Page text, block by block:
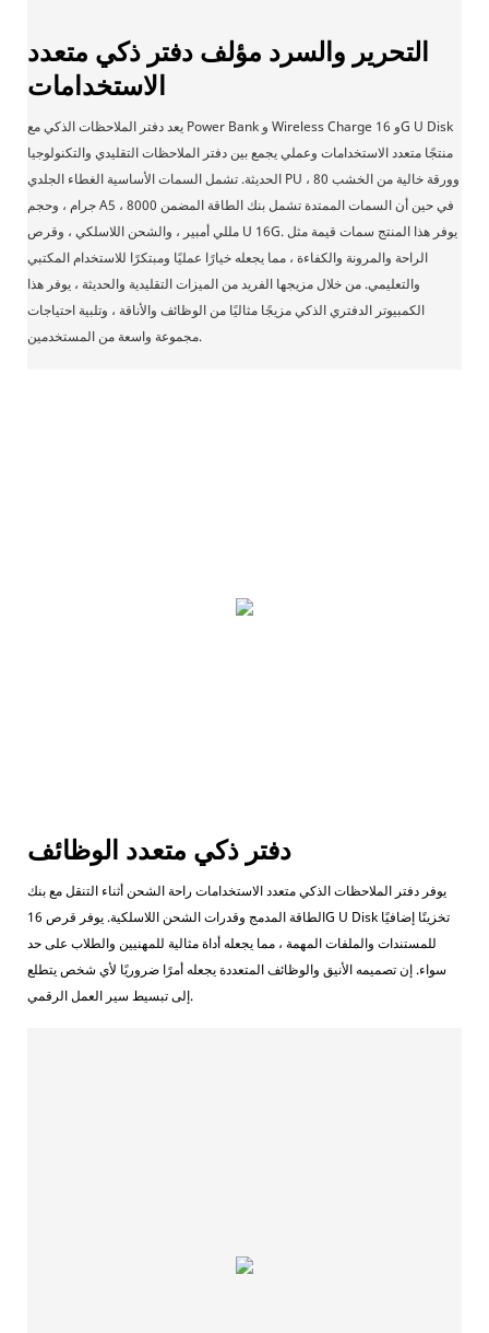
التحرير والسرد مؤلف دفتر ذكي متعدد
الاستخدامات
يعد دفتر الملاحظات الذكي مع Power Bank و Wireless Charge و 16G U Disk
منتجًا متعدد الاستخدامات وعملي يجمع بين دفتر الملاحظات التقليدي والتكنولوجيا
الحديثة. تشمل السمات الأساسية الغطاء الجلدي PU ، وورقة خالية من الخشب 80
جرام ، وحجم A5 ، في حين أن السمات الممتدة تشمل بنك الطاقة المضمن 8000
مللي أمبير ، والشحن اللاسلكي ، وقرص U 16G. يوفر هذا المنتج سمات قيمة مثل
الراحة والمرونة والكفاءة ، مما يجعله خيارًا عمليًا ومبتكرًا للاستخدام المكتبي
والتعليمي. من خلال مزيجها الفريد من الميزات التقليدية والحديثة ، يوفر هذا
الكمبيوتر الدفتري الذكي مزيجًا مثاليًا من الوظائف والأناقة ، وتلبية احتياجات
مجموعة واسعة من المستخدمين.
يوفر دفتر الملاحظات الذكي متعدد الاستخدامات راحة الشحن أثناء التنقل مع بنك
الطاقة المدمج وقدرات الشحن اللاسلكية. يوفر قرص 16G U Disk تخزينًا إضافيًا
للمستندات والملفات المهمة ، مما يجعله أداة مثالية للمهنيين والطلاب على حد
سواء. إن تصميمه الأنيق والوظائف المتعددة يجعله أمرًا ضروريًا لأي شخص يتطلع
إلى تبسيط سير العمل الرقمي.